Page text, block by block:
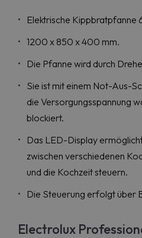
Elektrische Kippbratpfanne
1200 x 850 x 400 mm.
Die Pfanne wird durch
Sie ist mit einem Not-Aus-
die Versorgungsspannung
blockiert.
Das LED-Display
zwischen verschiedenen
und die Kochzeit steuern.
Die Steuerung erfolgt über
Electrolux